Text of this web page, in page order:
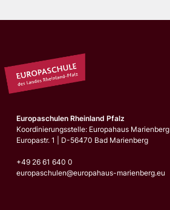
Europaschulen Rheinland Pfalz
Koordinierungsstelle: Europahaus Marienberg
Europastr. 1 | D-56470 Bad Marienberg
+49 26 61 640 0
europaschulen@europahaus-marienberg.eu